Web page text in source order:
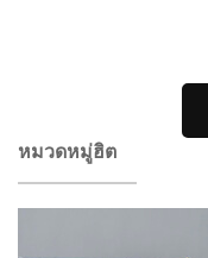
หมวดหมู่ฮิต